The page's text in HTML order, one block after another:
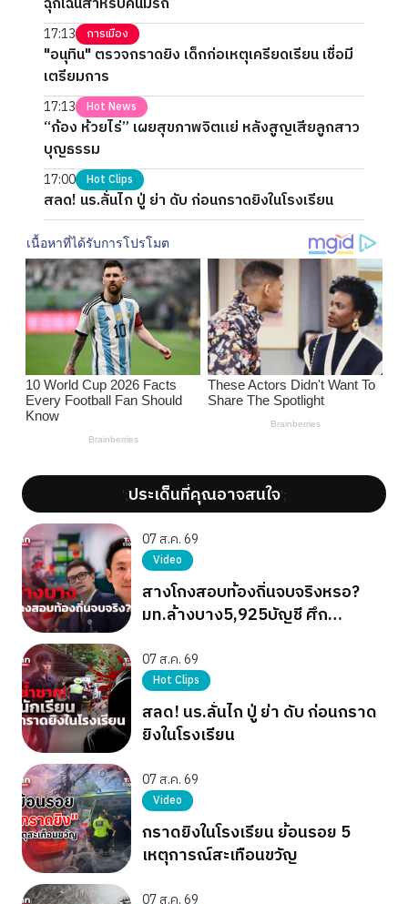
17:13 การเมือง
"อนุทิน" ตรวจกราดยิง เด็กก่อเหตุเครียดเรียน เชื่อมี
เตรียมการ
17:13 Hot News
“ก้อง ห้วยไร่” เผยสุขภาพจิตแย่ หลังสูญเสียลูกสาว
บุญธรรม
17:00 Hot Clips
สลด! นร.ลั่นไก ปู่ ย่า ดับ ก่อนกราดยิงในโรงเรียน
';ประเด็นที่คุณอาจสนใจ';
07 ส.ค. 69
Video
สางโกงสอบท้องถิ่นจบจริงหรอ?
มท.ล้างบาง5,925บัญชี ศึก
07 ส.ค. 69
Hot Clips
สลด! นร.ลั่นไก ปู่ ย่า ดับ ก่อนกราด
ยิงในโรงเรียน
07 ส.ค. 69
Video
กราดยิงในโรงเรียน ย้อนรอย 5
เหตุการณ์สะเทือนขวัญ
07 ส.ค. 69